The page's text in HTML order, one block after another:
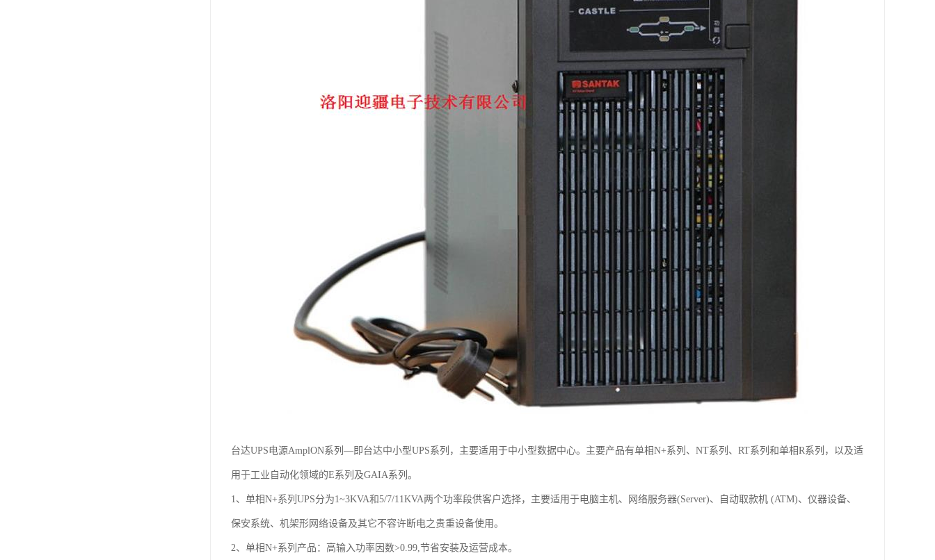
台达UPS电源AmplON系列—即台达中小型UPS系列，主要适用于中小型数据中心。主要产品有单相N+系列、NT系列、RT系列和单相R系列，以及适
用于工业自动化领域的E系列及GAIA系列。
1、单相N+系列UPS分为1~3KVA和5/7/11KVA两个功率段供客户选择，主要适用于电脑主机、网络服务器(Server)、自动取款机 (ATM)、仪器设备、
保安系统、机架形网络设备及其它不容许断电之贵重设备使用。
2、单相N+系列产品：高输入功率因数>0.99,节省安装及运营成本。